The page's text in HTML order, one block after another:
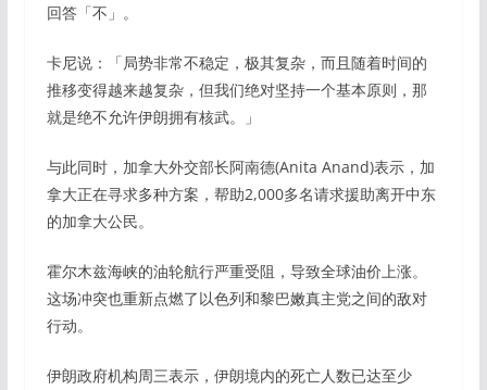
回答「不」。
卡尼说：「局势非常不稳定，极其复杂，而且随着时间的
推移变得越来越复杂，但我们绝对坚持一个基本原则，那
就是绝不允许伊朗拥有核武。」
与此同时，加拿大外交部长阿南德(Anita Anand)表示，加
拿大正在寻求多种方案，帮助2,000多名请求援助离开中东
的加拿大公民。
霍尔木兹海峡的油轮航行严重受阻，导致全球油价上涨。
这场冲突也重新点燃了以色列和黎巴嫩真主党之间的敌对
行动。
伊朗政府机构周三表示，伊朗境内的死亡人数已达至少